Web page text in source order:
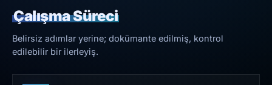
Çalışma Süreci
Belirsiz adımlar yerine; dokümante edilmiş, kontrol
edilebilir bir ilerleyiş.